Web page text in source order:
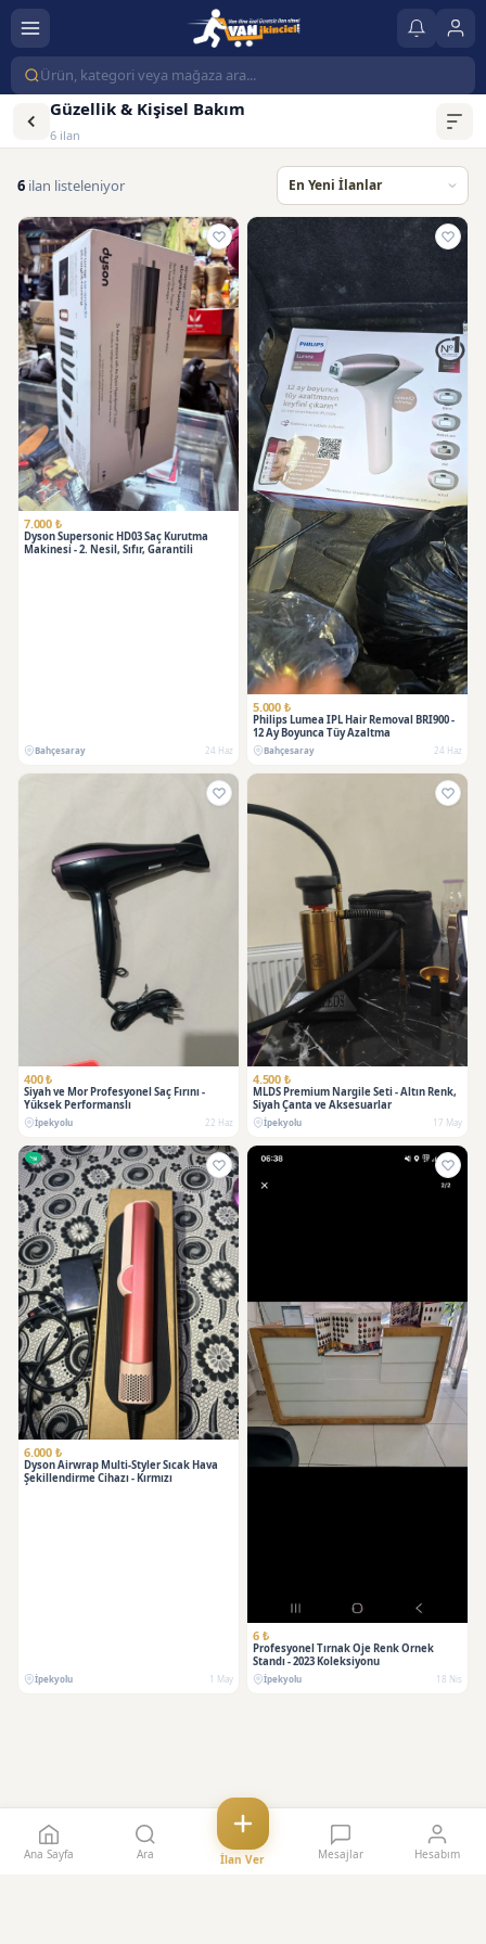
Güzellik & Kişisel Bakım
6 ilan
6 ilan listeleniyor
7.000 ₺
Dyson Supersonic HD03 Saç Kurutma
Makinesi - 2. Nesil, Sıfır, Garantili
Bahçesaray 24 Haz
5.000 ₺
Philips Lumea IPL Hair Removal BRI900 -
12 Ay Boyunca Tüy Azaltma
Bahçesaray 24 Haz
SATILDI
400 ₺
Siyah ve Mor Profesyonel Saç Fırını -
Yüksek Performanslı
İpekyolu 22 Haz
4.500 ₺
MLDS Premium Nargile Seti - Altın Renk,
Siyah Çanta ve Aksesuarlar
İpekyolu 17 May
6.000 ₺
Dyson Airwrap Multi-Styler Sıcak Hava
Şekillendirme Cihazı - Kırmızı
İpekyolu 1 May
6 ₺
Profesyonel Tırnak Oje Renk Örnek
Standı - 2023 Koleksiyonu
İpekyolu 18 Nis
Ana Sayfa Ara İlan Ver Mesajlar Hesabım